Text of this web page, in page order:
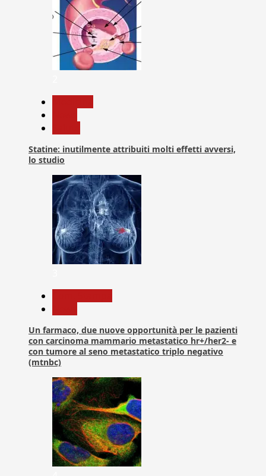
Statine: inutilmente attribuiti molti effetti avversi,
lo studio
Un farmaco, due nuove opportunità per le pazienti
con carcinoma mammario metastatico hr+/her2- e
con tumore al seno metastatico triplo negativo
(mtnbc)